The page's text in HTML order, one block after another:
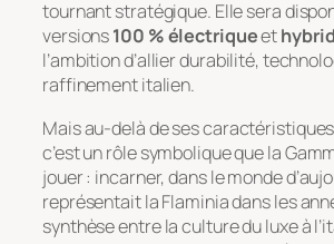
tournant stratégique. Elle sera
versions100 % électriqueet
l’ambition d’allier durabilité,
raffinement italien.
Mais au-delà de ses
c’est un rôle symbolique que la
jouer : incarner, dans le monde
représentait la Flaminia dans les
synthèse entre la culture du luxe à